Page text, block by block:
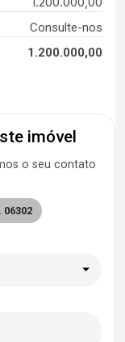
Consulte-nos
1.200.000,00
imóvel
o seu contato
06302